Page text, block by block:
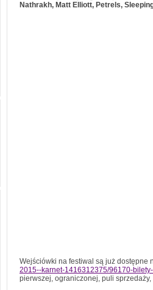
Nathrakh, Matt Elliott, Petrels,
Wejściówki na festiwal są już dostępne
2015--karnet-1416312375/96170-
pierwszej, ograniczonej, puli